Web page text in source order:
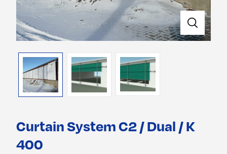
Curtain System C2 / Dual / K
400